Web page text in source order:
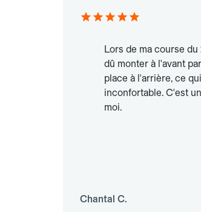
Lors de ma course
dû monter à l'avant
place à l'arrière, ce
inconfortable. C'est
moi.
Chantal C.